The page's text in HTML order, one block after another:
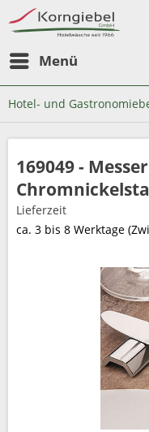
Menü
Hotel- und
169049 -
Lieferzeit
ca. 3 bis 8 Werktage